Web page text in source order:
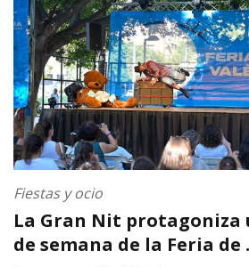
Fiestas y ocio
La Gran Nit protagoniza
de semana de la Feria de